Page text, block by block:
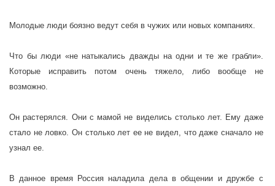
Молодые люди боязно ведут себя в чужих или новых компаниях.
Что бы люди «не натыкались дважды на одни и те же грабли».
Которые исправить потом очень тяжело, либо вообще не
возможно.
Он растерялся. Они с мамой не виделись столько лет. Ему даже
стало не ловко. Он столько лет ее не видел, что даже сначало не
узнал ее.
В данное время Россия наладила дела в общении и дружбе с